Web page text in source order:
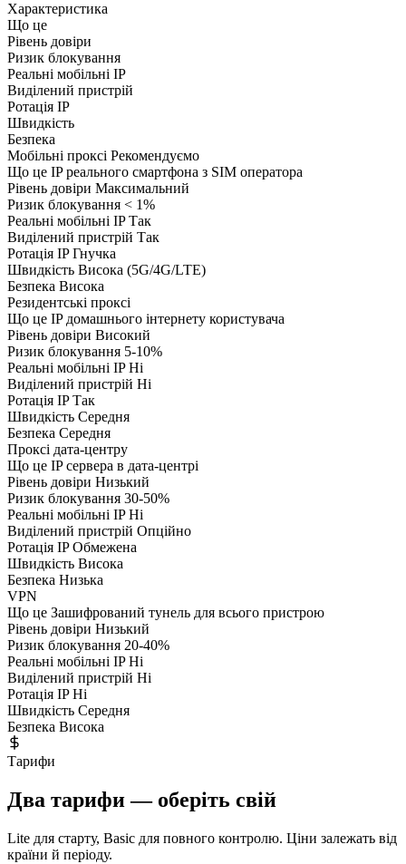
Характеристика
Що це
Рівень довіри
Ризик блокування
Реальні мобільні IP
Виділений пристрій
Ротація IP
Швидкість
Безпека
Мобільні проксі Рекомендуємо
Що це IP реального смартфона з SIM оператора
Рівень довіри Максимальний
Ризик блокування < 1%
Реальні мобільні IPТак
Виділений пристрій Так
Ротація IPГнучка
Швидкість Висока (5G/4G/LTE)
Безпека Висока
Резидентські проксі
Що це IP домашнього інтернету користувача
Рівень довіри Високий
Ризик блокування 5-10%
Реальні мобільні IPНі
Виділений пристрій Ні
Ротація IPТак
Швидкість Середня
Безпека Середня
Проксі дата-центру
Що це IP сервера в дата-центрі
Рівень довіри Низький
Ризик блокування 30-50%
Реальні мобільні IPНі
Виділений пристрій Опційно
Ротація IPОбмежена
Швидкість Висока
Безпека Низька
VPN
Що це Зашифрований тунель для всього пристрою
Рівень довіри Низький
Ризик блокування 20-40%
Реальні мобільні IPНі
Виділений пристрій Ні
Ротація IPНі
Швидкість Середня
Безпека Висока
Тарифи
Два тарифи — оберіть свій
Lite для старту, Basic для повного контролю. Ціни залежать від
країни й періоду.